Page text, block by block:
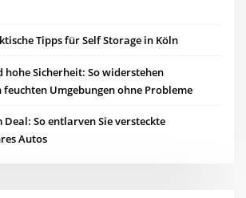
Tipps für Self Storage in Köln
hohe Sicherheit: So widerstehen
Umgebungen ohne Probleme
Deal: So entlarven Sie versteckte
Autos